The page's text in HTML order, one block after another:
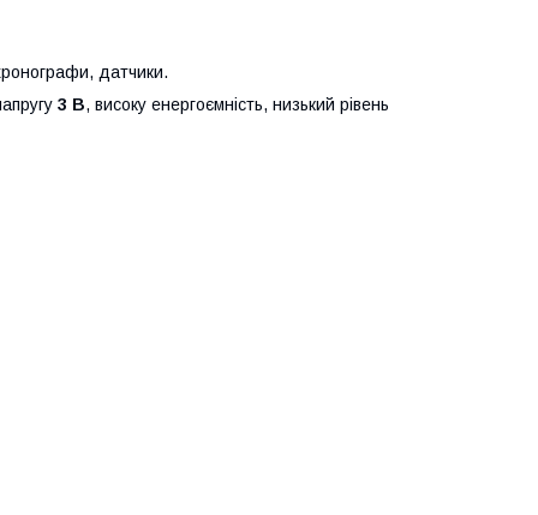
датчики.
3 В, високу енергоємність, низький рівень